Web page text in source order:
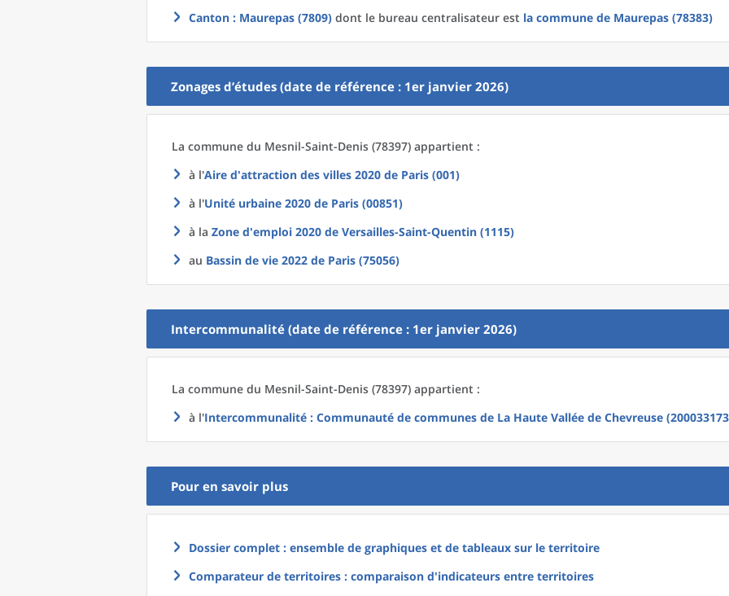
Canton : Maurepas (7809) dont le bureau centralisateur est la commune de Maurepas (78383)
Zonages d’études (date de référence : 1er janvier 2026)
La commune du Mesnil-Saint-Denis (78397) appartient :
à l'Aire d'attraction des villes 2020 de Paris (001)
à l'Unité urbaine 2020 de Paris (00851)
à la Zone d'emploi 2020 de Versailles-Saint-Quentin (1115)
au Bassin de vie 2022 de Paris (75056)
Intercommunalité (date de référence : 1er janvier 2026)
La commune du Mesnil-Saint-Denis (78397) appartient :
à l'Intercommunalité : Communauté de communes de La Haute Vallée de Chevreuse
Pour en savoir plus
Dossier complet : ensemble de graphiques et de tableaux sur le territoire
Comparateur de territoires : comparaison d'indicateurs entre territoires